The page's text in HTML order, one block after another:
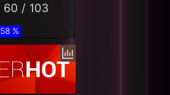
60 / 103
58 %